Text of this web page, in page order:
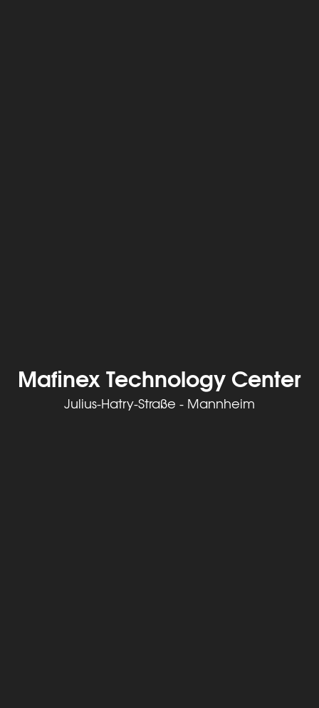
Mafinex Technology Center
Julius-Hatry-Straße - Mannheim